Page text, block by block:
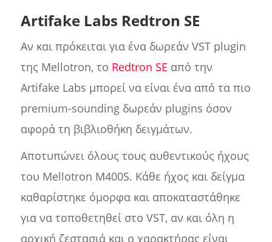
Artifake Labs Redtron SE
Αν και πρόκειται για ένα δωρεάν VST plugin
της Mellotron, το Redtron SE από την
Artifake Labs μπορεί να είναι ένα από τα πιο
premium-sounding δωρεάν plugins όσον
αφορά τη βιβλιοθήκη δειγμάτων.
Αποτυπώνει όλους τους αυθεντικούς ήχους
του Mellotron M400S. Κάθε ήχος και δείγμα
καθαρίστηκε όμορφα και αποκαταστάθηκε
για να τοποθετηθεί στο VST, αν και όλη η
αρχική ζεστασιά και ο χαρακτήρας είναι